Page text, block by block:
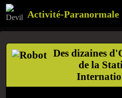
Activité-Paranormale
Des dizaines
de la